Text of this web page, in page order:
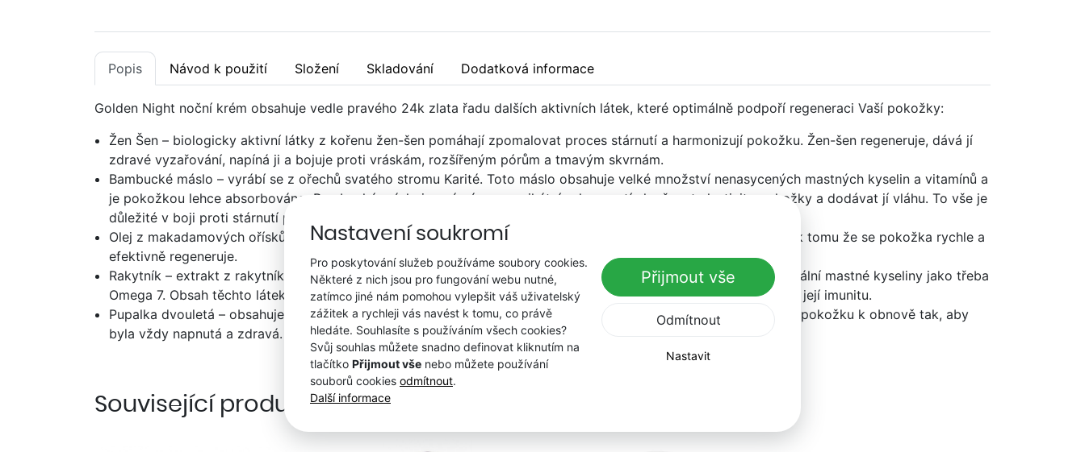
Nastavení soukromí
Pro poskytování služeb používáme soubory cookies.
Některé z nich jsou pro fungování webu nutné,
zatímco jiné nám pomohou vylepšit váš uživatelský
zážitek a rychleji vás navést k tomu, co právě
hledáte. Souhlasíte s používáním všech cookies?
Svůj souhlas můžete snadno definovat kliknutím na
tlačítko Přijmout vše nebo můžete používání
souborů cookies odmítnout.
Další informace
Přijmout vše
Odmítnout
Nastavit
Popis Návod k použití Složení Skladování Dodatková informace
Golden Night noční krém obsahuje vedle pravého 24k zlata řadu dalších aktivních látek, které optimálně podpoří regeneraci Vaší pokožky:
Žen Šen – biologicky aktivní látky z kořenu žen-šen pomáhají zpomalovat proces stárnutí a harmonizují pokožku. Žen-šen regeneruje, dává jí
zdravé vyzařování, napíná ji a bojuje proti vráskám, rozšířeným pórům a tmavým skvrnám.
Bambucké máslo – vyrábí se z ořechů svatého stromu Karité. Toto máslo obsahuje velké množství nenasycených mastných kyselin a vitamínů a
je pokožkou lehce absorbováno. Bambucké máslo je známé svou unikátní schopností zlepšovat elasticitu pokožky a dodávat jí vláhu. To vše je
důležité v boji proti stárnutí pokožky.
Olej z makadamových ořísků – silný antioxidant který ochraňuje celulární membránu. Pokožku napíná a přispívá k tomu že se pokožka rychle a
efektivně regeneruje.
Rakytník – extrakt z rakytníku je bohatý na organické kyseliny, éterické oleje a vitamíny A, B, C a D a také esenciální mastné kyseliny jako třeba
Omega 7. Obsah těchto látek znamená, že je rakytník bohatý na antioxidanty, dělá pokožku elastičtější a zvyšuje její imunitu.
Pupalka dvouletá – obsahuje velké množství kyseliny gama-linolenové a ostatních aktivních látek, které stimulují pokožku k obnově tak, aby
byla vždy napnutá a zdravá.
Související produkty